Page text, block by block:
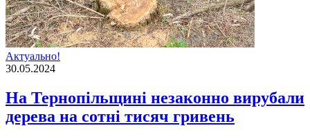
Актуально!
30.05.2024
На Тернопільщині незаконно вирубали
дерева на сотні тисяч гривень